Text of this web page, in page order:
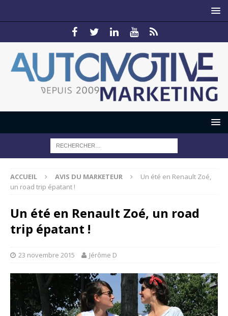
ACCUEIL AVIS DU MARKETEUR
Un été en Renault Zoé,
un road trip épatant !
Un été en Renault Zoé, un road
trip épatant !
23 novembre 2015 Jérôme D